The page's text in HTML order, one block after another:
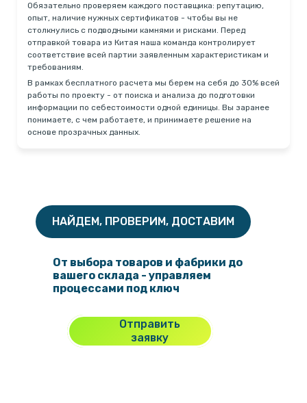
Обязательно проверяем каждого поставщика: репутацию,
опыт, наличие нужных сертификатов - чтобы вы не
столкнулись с подводными камнями и рисками. Перед
отправкой товара из Китая наша команда контролирует
соответствие всей партии заявленным характеристикам и
требованиям.
В рамках бесплатного расчета мы берем на себя до 30% всей
работы по проекту - от поиска и анализа до подготовки
информации по себестоимости одной единицы. Вы заранее
понимаете, с чем работаете, и принимаете решение на
основе прозрачных данных.
От выбора товаров и фабрики до
вашего склада - управляем
процессами под ключ
Отправить
заявку
НАЙДЕМ, ПРОВЕРИМ, ДОСТАВИМ